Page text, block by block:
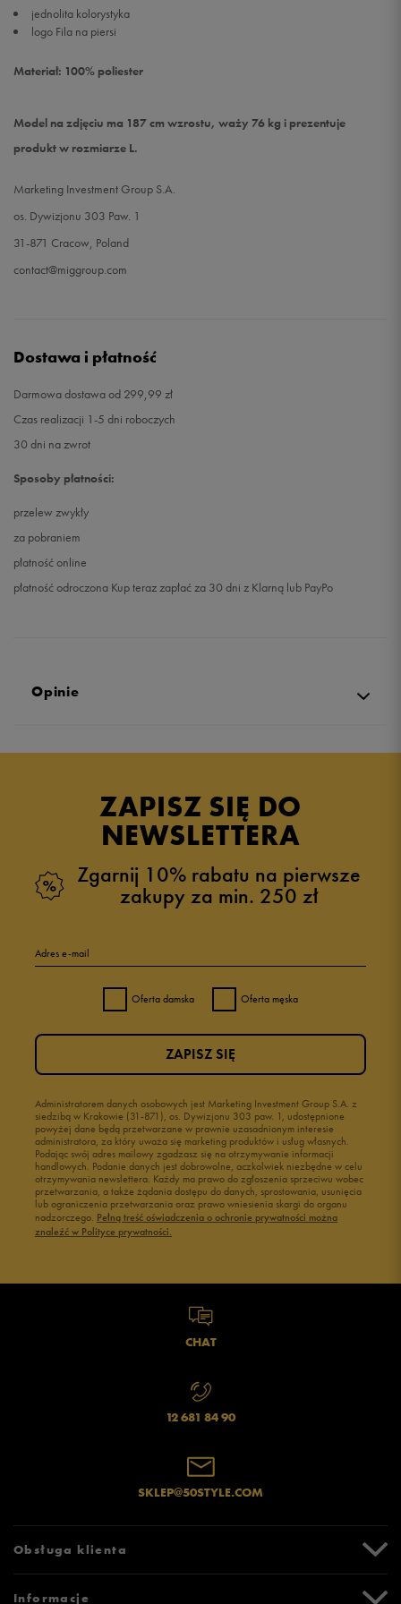
jednolita kolorystyka
logo Fila na piersi
Materiał: 100% poliester
Model na zdjęciu ma 187 cm wzrostu, waży 76 kg i prezentuje
produkt w rozmiarze L.
Marketing Investment Group S.A.
os. Dywizjonu 303 Paw. 1
31-871 Cracow, Poland
contact@miggroup.com
Dostawa i płatność
Darmowa dostawa od 299,99 zł
Czas realizacji 1-5 dni roboczych
30 dni na zwrot
Sposoby płatności:
przelew zwykły
za pobraniem
płatność online
płatność odroczona Kup teraz zapłać za 30 dni z Klarną lub PayPo
Opinie
4.8
zebranych i zweryfikowanych przez
4 25%
1 0%
Jak zbieramy opinie?
ZAPISZ SIĘ DO
NEWSLETTERA
Zgarnij 10% rabatu na pierwsze
zakupy za min. 250 zł
Adres e-mail
Oferta damska Oferta męska
Administratorem danych osobowych jest Marketing Investment Group S.A. z
siedzibą w Krakowie (31-871), os. Dywizjonu 303 paw. 1, udostępnione
powyżej dane będą przetwarzane w prawnie uzasadnionym interesie
administratora, za który uważa się marketing produktów i usług własnych.
Podając swój adres mailowy zgadzasz się na otrzymywanie informacji
handlowych. Podanie danych jest dobrowolne, aczkolwiek niezbędne w celu
otrzymywania newslettera. Każdy ma prawo do zgłoszenia sprzeciwu wobec
przetwarzania, a także żądania dostępu do danych, sprostowania, usunięcia
lub ograniczenia przetwarzania oraz prawo wniesienia skargi do organu
nadzorczego. Pełną treść oświadczenia o ochronie prywatności można
znaleźć w Polityce prywatności.
ZAPISZ SIĘ
CHAT
12 681 84 90
SKLEP@50STYLE.COM
Obsługa klienta
Informacje